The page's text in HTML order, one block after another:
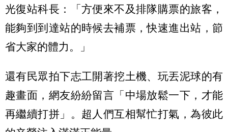
光復站科長：「方便來不及排隊購票的旅客，
能夠到到達站的時候去補票，快速進出站，節
省大家的體力。」
還有民眾拍下志工開著挖土機、玩丟泥球的有
趣畫面，網友紛紛留言「中場放鬆一下，才能
再繼續打拼」。超人們互相幫忙打氣，為彼此